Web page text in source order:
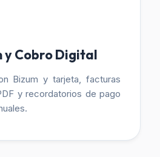
y Cobro Digital
Bizum y tarjeta, facturas
y recordatorios de pago